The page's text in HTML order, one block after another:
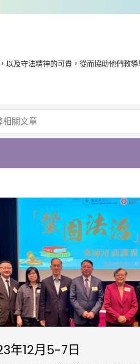
及守法精神的可貴，從而協助他們教
年12月5-7日